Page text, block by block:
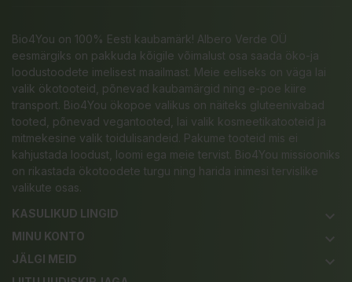
Bio4You on 100% Eesti kaubamärk! Albero Verde OÜ
eesmärgiks on pakkuda kõigile võimalust osa saada öko-ja
loodustoodete imelisest maailmast. Meie eeliseks on väga lai
valik ökotooteid, põnevad kaubamärgid ning e-poe kiire
transport. Bio4You ökopoe valikus on näiteks gluteenivabad
tooted, põnevad vegantooted, lai valik kosmeetikatooteid ja
mitmekesine valik toidulisandeid. Pakume tooteid mis ei
kahjustada loodust, loomi ega meie tervist. Bio4You missiooniks
on rikastada ökotoodete turgu ning harida inimesi tervislike
valikute osas.
KASULIKUD LINGID
keyboard_arrow_down
MINU KONTO keyboard_arrow_down
JÄLGI MEID keyboard_arrow_down